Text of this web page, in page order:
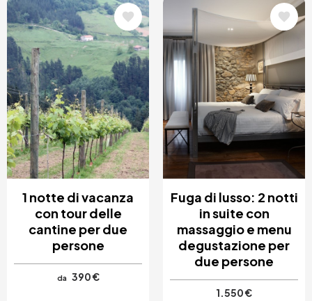
Immagine
1 notte di vacanza
con tour delle
cantine per due
persone
da 390 €
Immagine
Fuga di lusso: 2 notti
in suite con
massaggio e menu
degustazione per
due persone
1.550 €